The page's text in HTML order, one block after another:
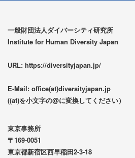
一般財団法人ダイバーシティ研究所
Institute for Human Diversity Japan
URL: https://diversityjapan.jp/
E-Mail: office(at)diversityjapan.jp
((at)を小文字の@に変換してください）
東京事務所
〒169-0051
東京都新宿区西早稲田2-3-18